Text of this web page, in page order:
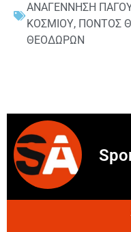
ΑΝΑΓΕΝΝΗΣΗ
ΚΟΣΜΙΟΥ, ΠΟΝΤΟΣ
ΘΕΟΔΩΡΩΝ